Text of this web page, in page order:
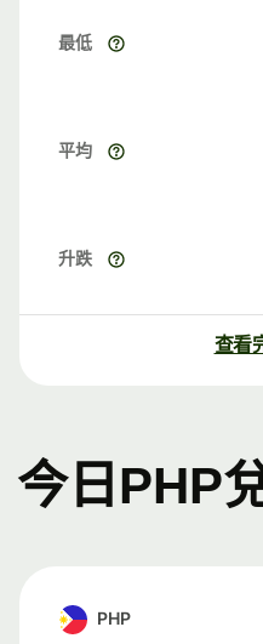
最低
平均
升跌
查看
今日PHP
PHP